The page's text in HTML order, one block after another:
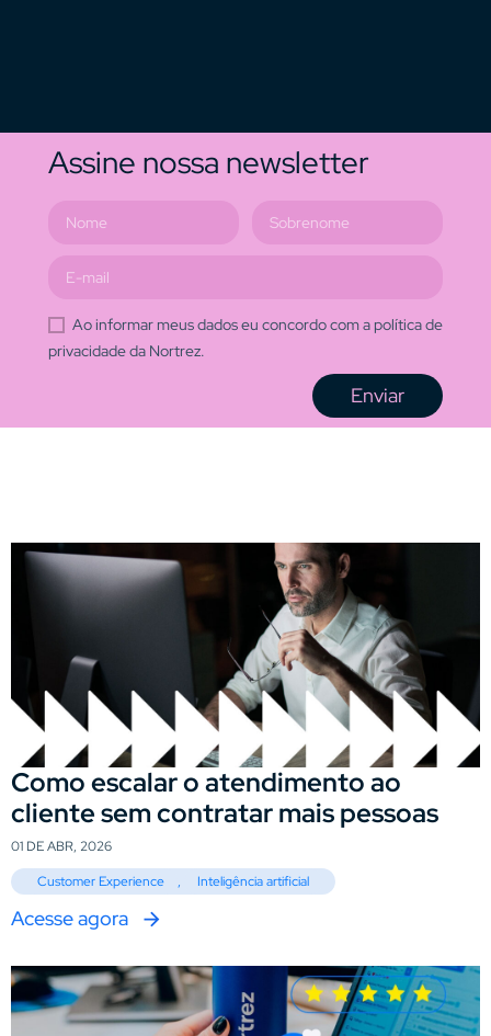
Assine nossa newsletter
Ao informar meus dados eu concordo com a política de
privacidade da Nortrez.
Enviar
Como escalar o atendimento ao
cliente sem contratar mais pessoas
01 DE ABR, 2026
Customer Experience
, Inteligência artificial
Acesse agora